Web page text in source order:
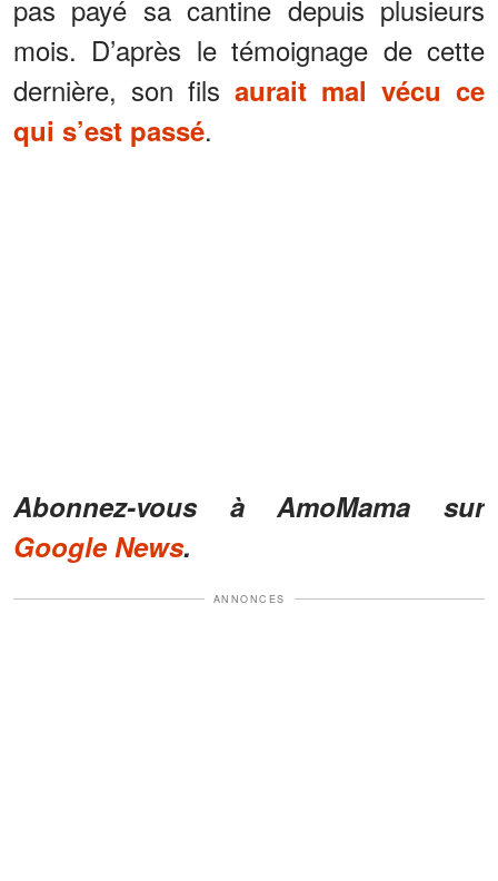
pas payé sa cantine depuis plusieurs
mois. D’après le témoignage de cette
dernière, son fils aurait mal vécu ce
qui s’est passé.
Abonnez-vous à AmoMama sur
Google News.
ANNONCES